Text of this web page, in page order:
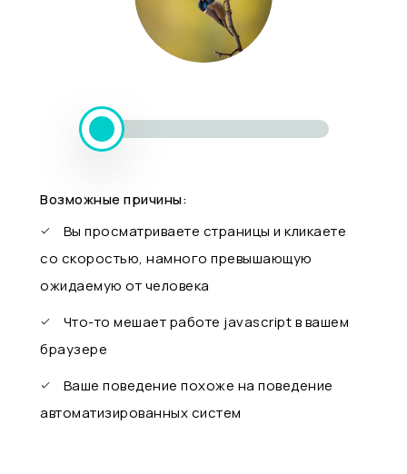
Возможные причины:
Вы просматриваете страницы и кликаете
со скоростью, намного превышающую
ожидаемую от человека
Что-то мешает работе javascript в вашем
браузере
Ваше поведение похоже на поведение
автоматизированных систем